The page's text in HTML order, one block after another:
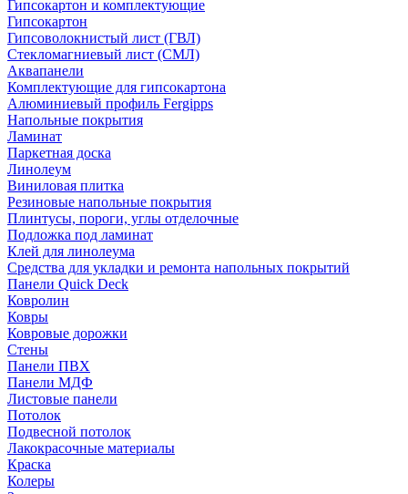
Гипсокартон и комплектующие
Гипсокартон
Гипсоволокнистый лист (ГВЛ)
Стекломагниевый лист (СМЛ)
Аквапанели
Комплектующие для гипсокартона
Алюминиевый профиль Fergipps
Напольные покрытия
Ламинат
Паркетная доска
Линолеум
Виниловая плитка
Резиновые напольные покрытия
Плинтусы, пороги, углы отделочные
Подложка под ламинат
Клей для линолеума
Средства для укладки и ремонта напольных покрытий
Панели Quick Deck
Ковролин
Ковры
Ковровые дорожки
Стены
Панели ПВХ
Панели МДФ
Листовые панели
Потолок
Подвесной потолок
Лакокрасочные материалы
Краска
Колеры